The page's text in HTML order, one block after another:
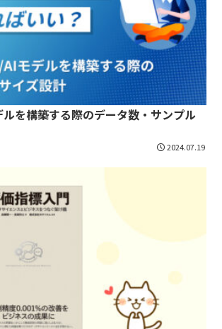
を構築する際のデータ数・サンプル
2024.07.19